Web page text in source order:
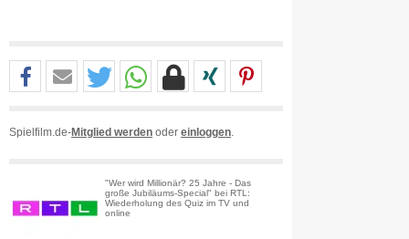
Spielfilm.de-Mitglied werden oder einloggen
"Wer wird Millionär? 25 Jahre - Das
große Jubiläums-Special" bei RTL:
Wiederholung des Quiz im TV und
online